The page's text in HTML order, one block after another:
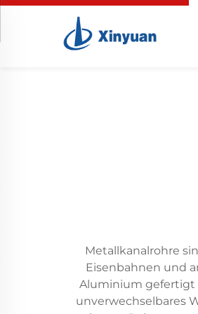
Metallkanalrohre
Eisenbahnen und
Aluminium gefertigt
unverwechselbares